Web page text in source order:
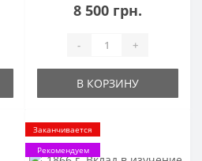
Археологического
8 500 грн.
- +
В КОРЗИНУ
Заканчивается
Рекомендуем